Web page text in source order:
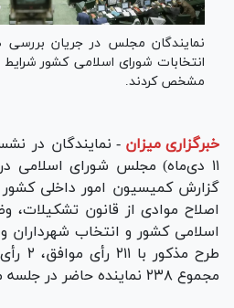
نمایندگان مجلس در جریان بررسی
انتخابات شورای اسلامی کشور
مشخص کردند.
خبرگزاری میزان - نمایندگان در
۱۱ دی‌ماه) مجلس شورای اسلامی
گزارش کمیسیون امور داخلی
اصلاح موادی از قانون تشکیلات،
مجموع ۲۳۸ نماینده حاضر در جلسه موافقت کردند.